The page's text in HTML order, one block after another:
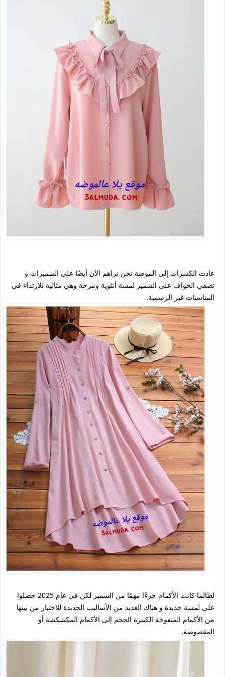
عادت الكسرات إلى الموضة نحن نراهم الآن أيضًا على الشميزات و
تضفي الحواف على الشميز لمسة أنثوية ومرحة وهي مثالية للارتداء في
المناسبات غير الرسمية.
لطالما كانت الأكمام جزءًا مهمًا من الشميز لكن في عام 2025 حصلوا
على لمسة جديدة و هناك العديد من الأساليب الجديدة للاختيار من بينها
من الأكمام المنفوخة الكبيرة الحجم إلى الأكمام المكشكشة أو
المقصوصة.